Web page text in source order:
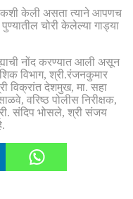
केली असता त्याने आपणच
चोरी केलेल्या गाड्या
नोंद करण्यात आली असून
विभाग, श्री.रंजनकुमार
विक्रांत देशमुख, मा. सहा
वरिष्ठ पोलीस निरीक्षक,
संदिप भोसले, श्री संजय